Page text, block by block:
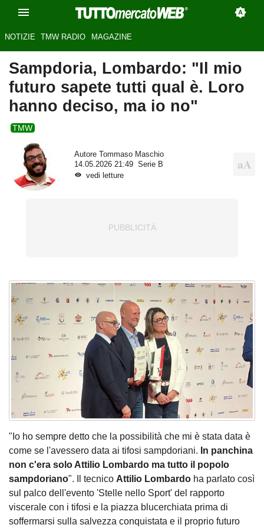
NOTIZIE TMW RADIO MAGAZINE
Sampdoria, Lombardo: "Il mio
futuro sapete tutti qual è. Loro
hanno deciso, ma io no"
TMW
Autore
Tommaso Maschio
14.05.2026 21:49
Serie B
vedi letture
"Io ho sempre detto che la possibilità che mi è stata data è
come se l'avessero data ai tifosi sampdoriani. In panchina
non c'era solo Attilio Lombardo ma tutto il popolo
sampdoriano". Il tecnico Attilio Lombardo ha parlato così
sul palco dell'evento 'Stelle nello Sport' del rapporto
viscerale con i tifosi e la piazza blucerchiata prima di
soffermarsi sulla salvezza conquistata e il proprio futuro